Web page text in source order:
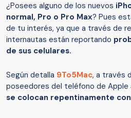
¿Posees alguno de los nuevos
normal, Pro o Pro Max? Pues
de tu interés, ya que a través de
internautas están reportando
de sus celulares.
Según detalla 9To5Mac, a través
poseedores del teléfono de Apple
se colocan repentinamente